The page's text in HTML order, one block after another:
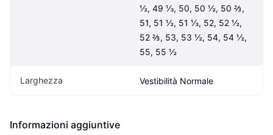
½, 49 ⅓, 50, 50 ½, 50 ⅔,
51, 51 ½, 51 ⅓, 52, 52 ½,
52 ⅔, 53, 53 ½, 54, 54 ½,
55, 55 ½
Larghezza Vestibilità Normale
Informazioni aggiuntive